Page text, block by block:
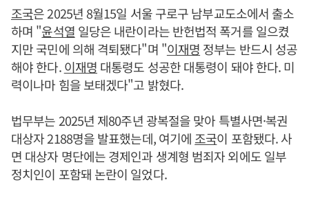
조국은 2025년 8월15일 서울 구로구 남부교도소에서 출소
하며 "윤석열 일당은 내란이라는 반헌법적 폭거를 일으켰
지만 국민에 의해 격퇴됐다"며 "이재명 정부는 반드시 성공
해야 한다.이재명 대통령도 성공한 대통령이 돼야 한다. 미
력이나마 힘을 보태겠다"고 밝혔다.
법무부는 2025년 제80주년 광복절을 맞아 특별사면·복권
대상자 2188명을 발표했는데, 여기에 조국이 포함됐다. 사
면 대상자 명단에는 경제인과 생계형 범죄자 외에도 일부
정치인이 포함돼 논란이 일었다.